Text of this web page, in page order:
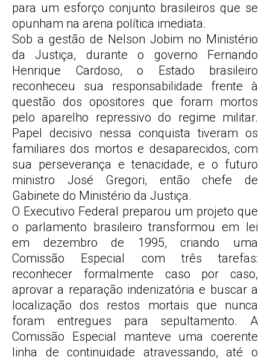
para um esforço conjunto brasileiros que se
opunham na arena política imediata.
Sob a gestão de Nelson Jobim no Ministério
da Justiça, durante o governo Fernando
Henrique Cardoso, o Estado brasileiro
reconheceu sua responsabilidade frente à
questão dos opositores que foram mortos
pelo aparelho repressivo do regime militar.
Papel decisivo nessa conquista tiveram os
familiares dos mortos e desaparecidos, com
sua perseverança e tenacidade, e o futuro
ministro José Gregori, então chefe de
Gabinete do Ministério da Justiça.
O Executivo Federal preparou um projeto que
o parlamento brasileiro transformou em lei
em dezembro de 1995, criando uma
Comissão Especial com três tarefas:
reconhecer formalmente caso por caso,
aprovar a reparação indenizatória e buscar a
localização dos restos mortais que nunca
foram entregues para sepultamento. A
Comissão Especial manteve uma coerente
linha de continuidade atravessando, até o